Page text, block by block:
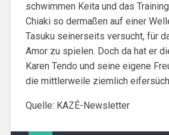
schwimmen Keita und das
Chiaki so dermaßen auf einer
Tasuku seinerseits versucht, für
Amor zu spielen. Doch da hat er
Karen Tendo und seine eigene
die mittlerweile ziemlich
Quelle: KAZÉ-Newsletter